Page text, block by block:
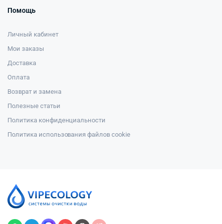
Помощь
Личный кабинет
Мои заказы
Доставка
Оплата
Возврат и замена
Полезные статьи
Политика конфиденциальности
Политика использования файлов cookie